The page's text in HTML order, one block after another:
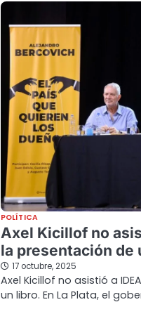
POLÍTICA
Axel Kicillof no
la presentación de
17 octubre, 2025
Axel Kicillof no asistió a
un libro. En La Plata, el